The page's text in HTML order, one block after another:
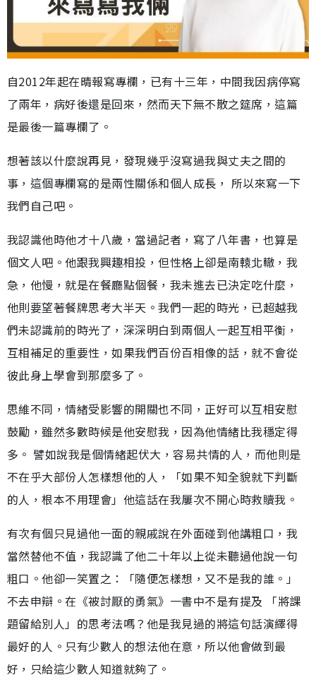
自2012年起在晴報寫專欄，已有十三年，中間我因病停寫
了兩年，病好後還是回來，然而天下無不散之筵席，這篇
是最後一篇專欄了。
想著該以什麼說再見，發現幾乎沒寫過我與丈夫之間的
事，這個專欄寫的是兩性關係和個人成長， 所以來寫一下
我們自己吧。
我認識他時他才十八歲，當過記者，寫了八年書，也算是
個文人吧。他跟我興趣相投，但性格上卻是南轅北轍，我
急，他慢，就是在餐廳點個餐，我未進去已決定吃什麼，
他則要望著餐牌思考大半天。我們一起的時光，已超越我
們未認識前的時光了，深深明白到兩個人一起互相平衡，
互相補足的重要性，如果我們百份百相像的話，就不會從
彼此身上學會到那麼多了。
思維不同，情緒受影響的開關也不同，正好可以互相安慰
鼓勵，雖然多數時候是他安慰我，因為他情緒比我穩定得
多。 譬如說我是個情緒起伏大，容易共情的人，而他則是
不在乎大部份人怎樣想他的人，「如果不知全貌就下判斷
的人，根本不用理會」他這話在我屢次不開心時救贖我。
有次有個只見過他一面的親戚說在外面碰到他講粗口，我
當然替他不值，我認識了他二十年以上從未聽過他說一句
粗口。他卻一笑置之：「隨便怎樣想，又不是我的誰。」
不去申辯。在《被討厭的勇氣》一書中不是有提及 「將課
題留給別人」的思考法嗎？他是我見過的將這句話演繹得
最好的人。只有少數人的想法他在意，所以他會做到最
好，只給這少數人知道就夠了。